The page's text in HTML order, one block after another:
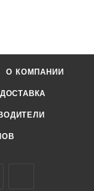
О КОМПАНИИ